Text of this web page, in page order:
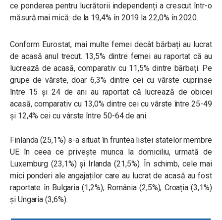
ce ponderea pentru lucrătorii independenți a crescut într-o
măsură mai mică: de la 19,4% în 2019 la 22,0% în 2020.
Conform Eurostat, mai multe femei decât bărbați au lucrat
de acasă anul trecut. 13,5% dintre femei au raportat că au
lucrează de acasă, comparativ cu 11,5% dintre bărbați. Pe
grupe de vârste, doar 6,3% dintre cei cu vârste cuprinse
între 15 și 24 de ani au raportat că lucrează de obicei
acasă, comparativ cu 13,0% dintre cei cu vârste între 25-49
și 12,4% cei cu vârste între 50-64 de ani.
Finlanda (25,1%) s-a situat în fruntea listei statelor membre
UE în ceea ce privește munca la domiciliu, urmată de
Luxemburg (23,1%) și Irlanda (21,5%). În schimb, cele mai
mici ponderi ale angajaților care au lucrat de acasă au fost
raportate în Bulgaria (1,2%), România (2,5%), Croația (3,1%)
și Ungaria (3,6%).